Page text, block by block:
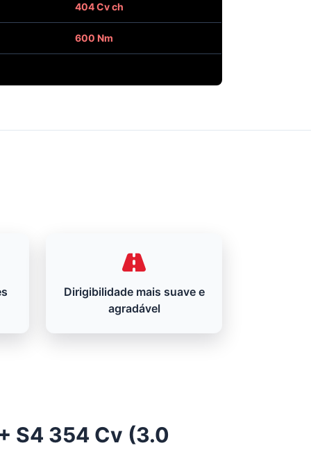
404 Cv ch
600 Nm
Dirigibilidade mais suave e
agradável
S4 354 Cv (3.0